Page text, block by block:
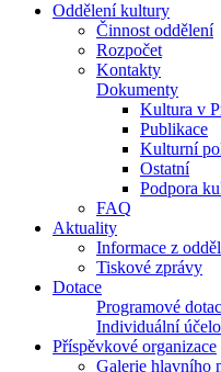
Oddělení kultury
Činnost oddělení
Rozpočet
Kontakty
Dokumenty
Kultura v
Publikace
Kulturní
Ostatní
Podpora
FAQ
Aktuality
Informace z
Tiskové zprávy
Dotace
Programové
Individuální
Příspěvkové organizace
Galerie hlavního